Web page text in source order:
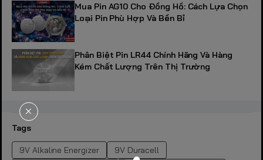
Mua Pin AG10 Cho Đồng Hồ: Cách Lựa Chọn
Loại Pin Phù Hợp Và Bền Bỉ
Phân Biệt Pin LR44 Chính Hãng Và Hàng
Kém Chất Lượng Trên Thị Trường
Tags
9V Alkaline Energizer
9V Duracell